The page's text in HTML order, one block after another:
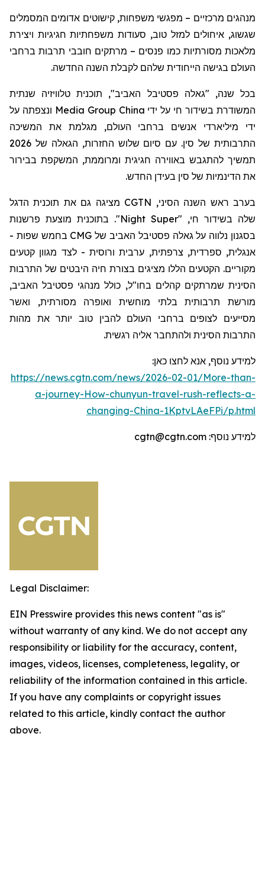
מנהגים מרכזיים – מפגשי משפחות, קישוטים אדומים המסמלים
שגשוג, איחולים למזל טוב, סעודות משפחתיות חגיגיות ויצירת
מלאכות מסורתיות כמו פנסים – מרתקים חובבי תרבות ברחבי
העולם בגישה הייחודית שלהם לקבלת השנה החדשה.
בכל שנה, "גאלה פסטיבל האביב", תוכנית טלוויזיה שנתית
המשודרת בשידור חי על ידי China
Media Group ונצפתה על
ידי מיליארדי אנשים ברחבי העולם, מגלמת את המשיכה
התרבותית של סין. עם סיום שלוש החזרות, הגאלה של 2026
תמשיך להתגבש באווירה חגיגית ומרוממת, המשקפת בבירור
את הדינמיות של סין בעידן החדש.
בערב ראש השנה הסיני, CGTN מציגה גם את תוכנית הדגל
שלה בשידור חי, "
Super
Night
". בתוכנית מוצעת פרשנות
בסגנון נלווה על גאלה פסטיבל האביב של CMG בחמש שפות -
אנגלית, ספרדית, צרפתית, ערבית ורוסית - לצד מגוון קטעים
מקוריים. הקטעים הללו מציגים בצורת חיה היבטים של התרבות
הסינית שמרתקים קהלים בחו"ל, כולל מנהגי פסטיבל האביב,
מורשת תרבותית בלתי מוחשית ואופרה מסורתית, ואשר
מסייעים לצופים ברחבי העולם להבין טוב יותר את מהות
התרבות הסינית ולהתחבר אליה רגשית.
למידע נוסף, אנא לחצו כאן:
https://news.cgtn.com/news/2026-02-01/More-than-
a-journey-How-chunyun-travel-rush-reflects-a-
changing-China-1KptvLAeFPi/p.html
למידע נוסף: cgtn@cgtn.com
Legal Disclaimer:
EIN Presswire provides this news content "as is"
without warranty of any kind. We do not accept any
responsibility or liability for the accuracy, content,
images, videos, licenses, completeness, legality, or
reliability of the information contained in this article.
If you have any complaints or copyright issues
related to this article, kindly contact the author
above.